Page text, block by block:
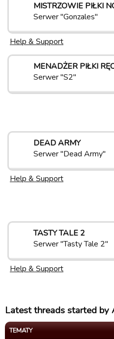
MISTRZOWIE PIŁKI
Serwer "Gonzales"
Help & Support
MENADŻER PIŁKI
Serwer "S2"
DEAD ARMY
Serwer "Dead Army"
Help & Support
TASTY TALE 2
Serwer "Tasty Tale 2"
Help & Support
Latest threads started by
TEMATY